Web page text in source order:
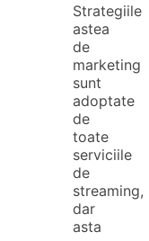
Strategiile
astea
de
marketing
sunt
adoptate
de
toate
serviciile
de
streaming,
dar
asta